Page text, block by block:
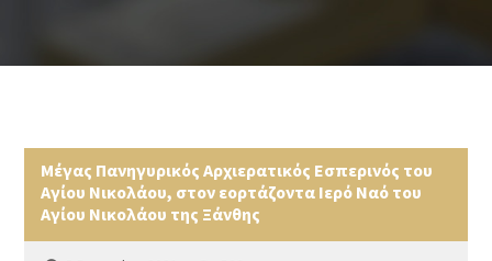
Μέγας Πανηγυρικός Αρχιερατικός Εσπερινός του
Αγίου Νικολάου, στον εορτάζοντα Ιερό Ναό του
Αγίου Νικολάου της Ξάνθης